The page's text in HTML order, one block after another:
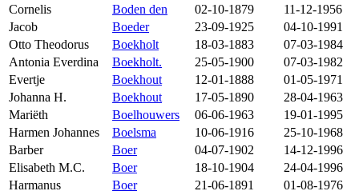
Cornelis
Boden den 02-10-1879
11-12-1956
Jacob
Boeder 23-09-1925
04-10-1991
Otto Theodorus
Boekholt 18-03-1883
07-03-1984
Antonia Everdina
Boekholt. 25-05-1900
07-03-1982
Evertje
Boekhout 12-01-1888
01-05-1971
Johanna H.
Boekhout 17-05-1890
28-04-1963
Mariëth
Boelhouwers 06-06-1963
19-01-1995
Harmen Johannes
Boelsma 10-06-1916
25-10-1968
Barber
Boer 04-07-1902
14-12-1996
Elisabeth M.C.
Boer 18-10-1904
24-04-1996
Harmanus
Boer 21-06-1891
01-08-1976